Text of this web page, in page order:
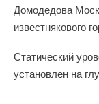
Домодедова
известнякового
Статический
установлен на